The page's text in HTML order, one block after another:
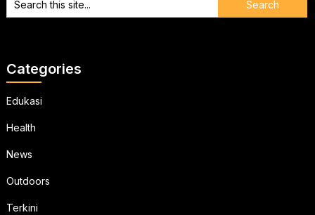
Categories
Edukasi
Health
News
Outdoors
Terkini